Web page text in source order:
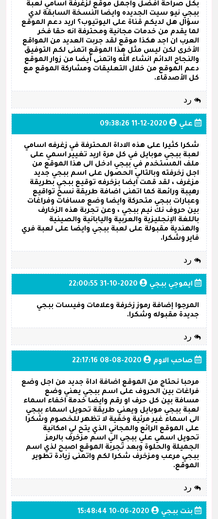
بكل صراحة افضل واجمل موقع لزغرفة اسامي لعبة
ببجي نيو سيت الجديده وايضا النسخة السابقة لدي
سؤال هل لديكم قناة على اليوتيوب؟ اريد دعم الموقع
لما يقدم من خدمات مجانية ومحترفة انه حقا فخر
العرب ان اجد هكذا موقع لقد جربت العديد من المواقع
الأخرى لكن ليس مثل هذا الموقع اتمنى لكم التوفيق
والنجاح الدائم انشاء الله واتمنى أيضا من زوار الموقع
دعم الموقع من خلال التعليقات ومشاركة الموقع مع
كل الأصدقاء.
رد
علي 2020-12-11 09:38:26
شكرا كثيرا على هذه الاداة المحترفة في زغرفه اسامي
لعبة ببجي موبايل في كل مرة اريد تغيير اسمي على
ملف المستخدم في ببجي ادخل الى هذا الموقع من
اجل زخرفته وبالتالي الحصول على اسم ببجي جديد
مزغرف ، لقد قمت ايضا بزخرفه توقيع ببجي بطريقة
رهيبة ورائعة كما اتمنى اضافة طريقة نسخ تواقيع
وعبارات ببجي متحركة وايضا وضع مسافات وفراغات
بين حروف نك نيم ببجي ، وعن تجربة هذه الزخارف
باللغة الإنجليزية والعربية واليابانية والصينية
والهندية مقبولة على لعبة ببجي وايضا على لعبة فري
فاير وشكرا.
رد
ايموجي ببجي 2020-10-31 22:00:55
المرجوا إضافة رموز زخرفة وعلامات وفيسات ببجي
جديدة مقبوله وشكرا.
رد
صاحب الاوم 2020-08-08 22:17:16
مرحبا نحتاج من الموقع اضافة اداة جديد من اجل وضع
فراغات بين الحروف على اسم ببجي يعني وضع
مسافة بين كل حرف او رقم وايضا خدمة اخفاء اسماء
لعبة ببجي موبايل ويعني طريقة تحويل اسماء ببجي
الى اسماء غير مرئية وخفية لا تظهر للخصوم وشكرا
على الموقع الرائع والمجاني الذي يتح لي امكانية
تحويل اسمي علي ببجي الي اسم مزخرف بالرمز
الجميلة والحلوة وبعد تجربة الموقع اصبح لذي اسم
ببجي مرعب ومزخرف شكرا لكم واتمنى زيادة تطوير
الموقع.
رد
بنت ببجي 2020-06-10 15:48:44